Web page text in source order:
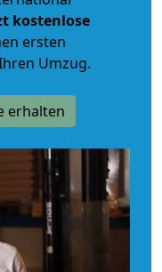
kostenlose
ersten
Umzug.
erhalten